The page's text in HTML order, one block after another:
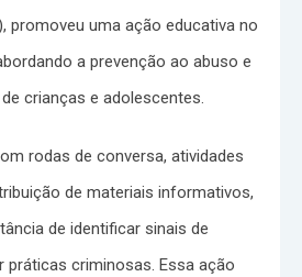
promoveu uma ação educativa no
a prevenção ao abuso e
crianças e adolescentes.
rodas de conversa, atividades
de materiais informativos,
de identificar sinais de
práticas criminosas. Essa ação